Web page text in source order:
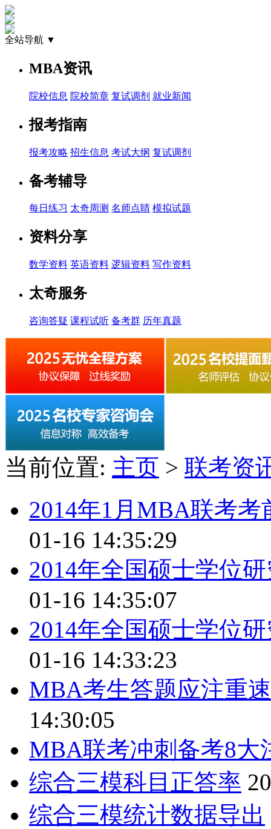
全站导航 ▼
MBA资讯
院校信息 院校简章 复试调剂 就业新闻
报考指南
报考攻略 招生信息 考试大纲 复试调剂
备考辅导
每日练习 太奇周测 名师点睛 模拟试题
资料分享
数学资料 英语资料 逻辑资料 写作资料
太奇服务
咨询答疑 课程试听 备考群 历年真题
当前位置: 主页 > 联考资
2014年1月MBA联考
01-16 14:35:29
2014年全国硕士学位
01-16 14:35:07
2014年全国硕士学位
01-16 14:33:23
MBA考生答题应注重
14:30:05
MBA联考冲刺备考8大
综合三模科目正答率
综合三模统计数据导出